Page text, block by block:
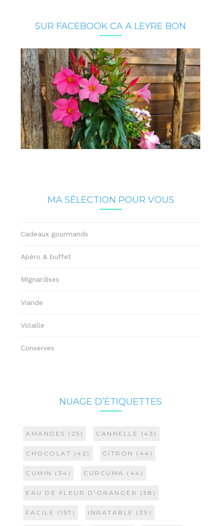
SUR FACEBOOK CA A LEYRE BON
MA SÉLECTION POUR VOUS
Cadeaux gourmands
Apéro & buffet
Mignardises
Viande
Volaille
Conserves
NUAGE D’ÉTIQUETTES
AMANDES (25) CANNELLE (43)
CHOCOLAT (42) CITRON (44)
CUMIN (34) CURCUMA (44)
EAU DE FLEUR D'ORANGER (38)
FACILE (157) INRATABLE (39)